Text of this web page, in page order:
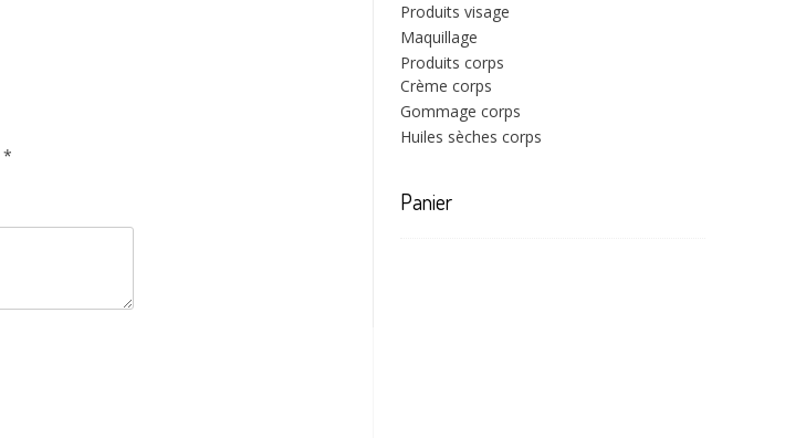
*
Produits visage
Maquillage
Produits corps
Crème corps
Gommage corps
Huiles sèches corps
Panier